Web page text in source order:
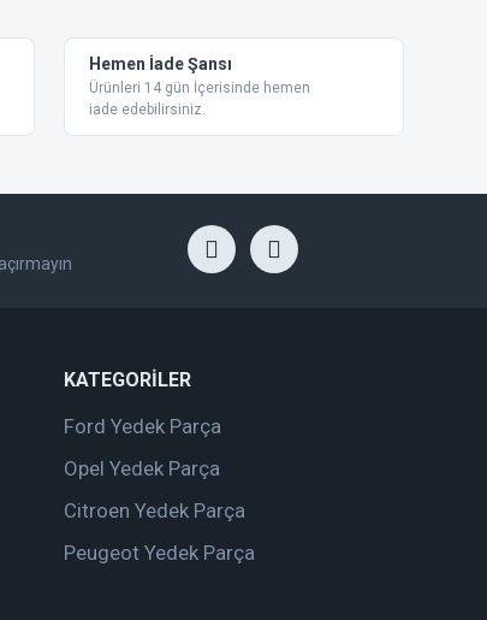
Hemen İade Şansı
Ürünleri 14 gün İçerisinde hemen
iade edebilirsiniz.
KATEGORİLER
Ford Yedek Parça
Opel Yedek Parça
Citroen Yedek Parça
Peugeot Yedek Parça